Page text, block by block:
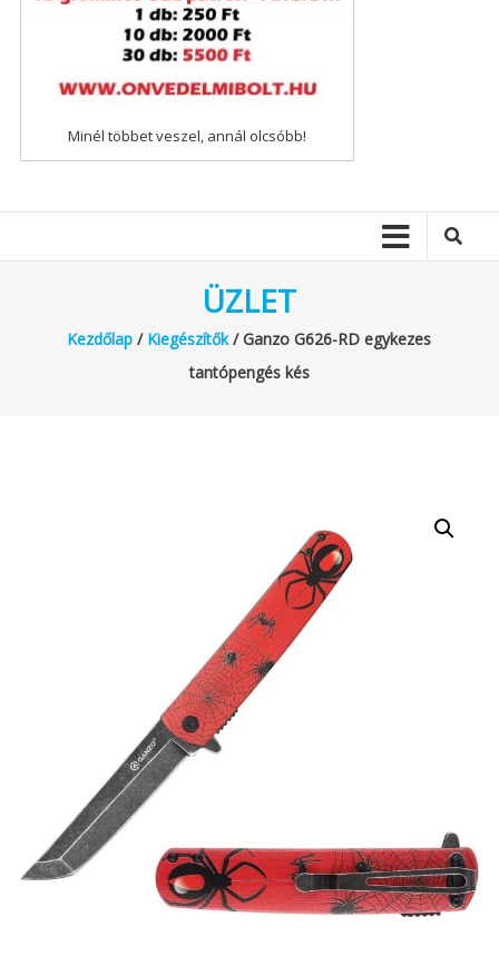
Minél többet veszel, annál olcsóbb!
ÜZLET
Kezdőlap / Kiegészítők/ Ganzo G626-RD egykezes
tantópengés kés